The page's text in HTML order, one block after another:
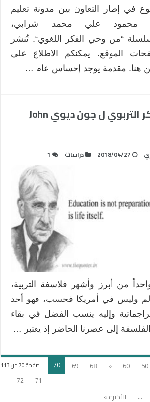
في إطار التعاون بين مدونة تعليم
محمود علي محمد شرابي،
“من وحي الفكر اللغوي“. تُنشر
الموقع. يمكنكم الاطلاع على
هنا. مقدمة يوجد إحساس عام …
قراءة في الفكر التربوي ل جون ديوي John
2018/04/27 دراسات 1
من أبرز وأشهر فلاسفة التربية،
وليس في أمريكا فحسب، فهو أحد
وإليه ينسب الفضل في بقاء
إلى عصرنا الحاضر إذ يعتبر …
صفحة 70 من 113 50
60
«
68
69
70
71
72
... الأخيرة »